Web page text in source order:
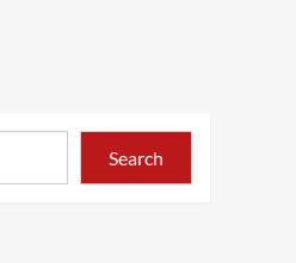
Search